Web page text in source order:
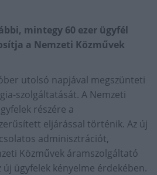
mintegy 60 ezer ügyfél
a Nemzeti Közművek
utolsó napjával megszünteti
szolgáltatását. A Nemzeti
részére a
eljárással történik. Az új
adminisztrációt,
Közművek áramszolgáltató
új ügyfelek kényelme érdekében.